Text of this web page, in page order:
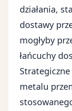
działania,
dostawy
mogłyby
łańcuchy
metalu